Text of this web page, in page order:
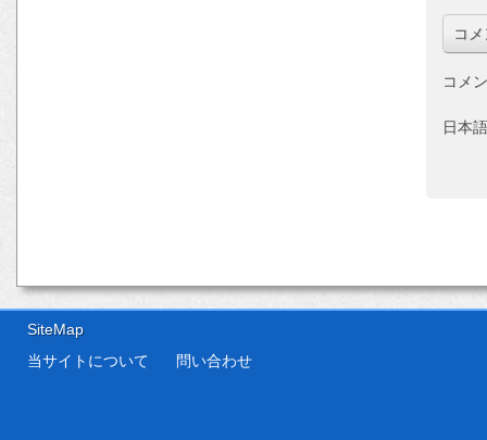
コメ
日本
SiteMap
当サイトについて
問い合わせ